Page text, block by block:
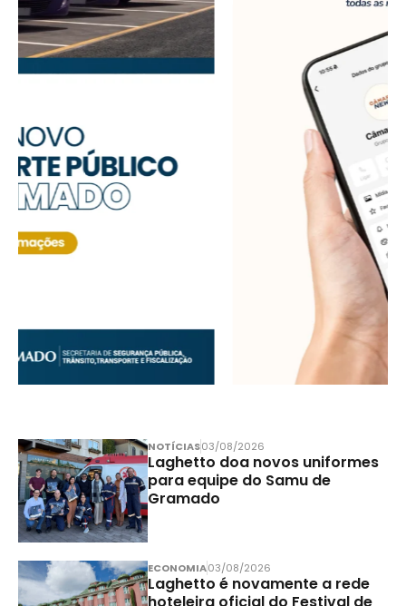
NOTÍCIAS03/08/2026
Laghetto doa novos uniformes
para equipe do Samu de
Gramado
ECONOMIA03/08/2026
Laghetto é novamente a rede